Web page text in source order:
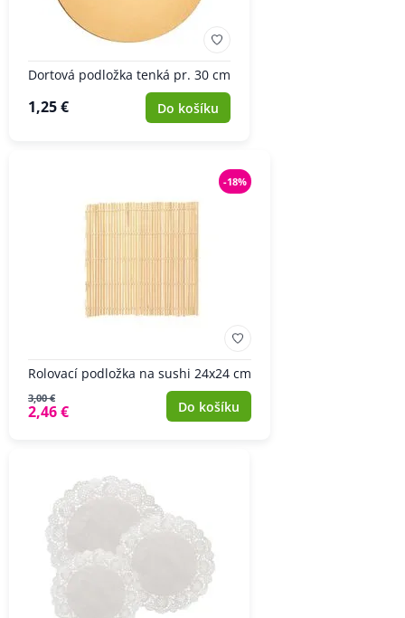
Dortová podložka tenká pr. 30 cm
1,25 € Do košíku
-18%
Rolovací podložka na sushi 24x24 cm
3,00 €
2,46 € Do košíku